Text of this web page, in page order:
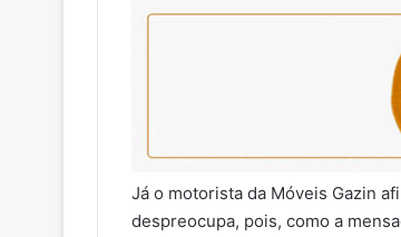
Já o motorista da Móveis Gazin
despreocupa, pois, como a